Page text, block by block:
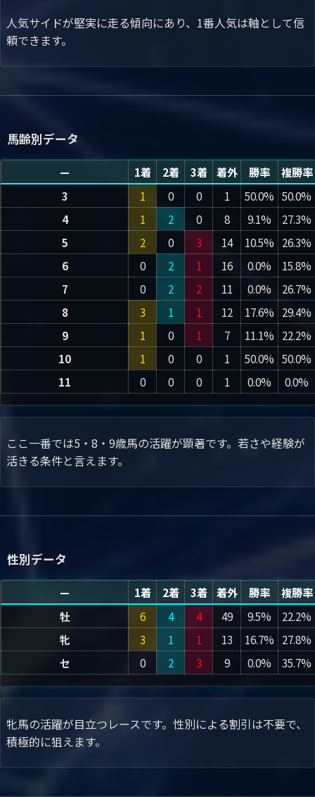
人気サイドが堅実に走る傾向にあり、1番人気は軸として信
頼できます。
馬齢別データ
— 1着 2着 3着 着外 勝率
複勝率
3
1 0 0 1 50.0% 50.0%
4
1 2 0 8 9.1%
27.3%
5
2 0 3 14 10.5% 26.3%
6
0 2 1 16 0.0%
15.8%
7
0 2 2 11 0.0%
26.7%
8
3 1 1 12 17.6% 29.4%
9
1 0 1 7 11.1% 22.2%
10
1 0 0 1 50.0% 50.0%
11
0 0 0 1 0.0% 0.0%
ここ一番では5・8・9歳馬の活躍が顕著です。若さや経験が
活きる条件と言えます。
性別データ
— 1着 2着 3着 着外 勝率
複勝率
牡
6 4 4 49 9.5%
22.2%
牝
3 1 1 13 16.7% 27.8%
セ
0 2 3 9 0.0% 35.7%
牝馬の活躍が目立つレースです。性別による割引は不要で、
積極的に狙えます。